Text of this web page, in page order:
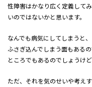
性障害はかなり広く定義して
いのではないかと思います。
なんでも病気にしてしまうと
ふさぎ込んでしまう面もある
ところでもあるのでしょうけど
ただ、それを気のせいや考え